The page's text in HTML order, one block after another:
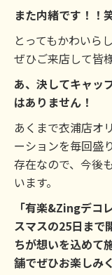
また内緒です！！
とってもかわいら
ぜひご来店して皆
あ、決してキャッ
はありません！
あくまで衣浦店オ
ーションを毎回盛
存在なので、今後
います。
「有楽&Zingデコ
スマスの25日まで
ちが想いを込めて
舗でぜひお楽しみ